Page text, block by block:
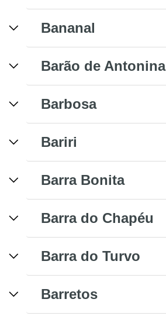
Bananal
Barão de Antonina
Barbosa
Bariri
Barra Bonita
Barra do Chapéu
Barra do Turvo
Barretos